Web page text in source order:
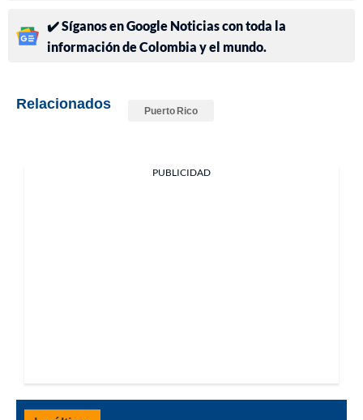
✔️ Síganos en Google Noticias con toda la
información de Colombia y el mundo.
Relacionados Puerto Rico
PUBLICIDAD